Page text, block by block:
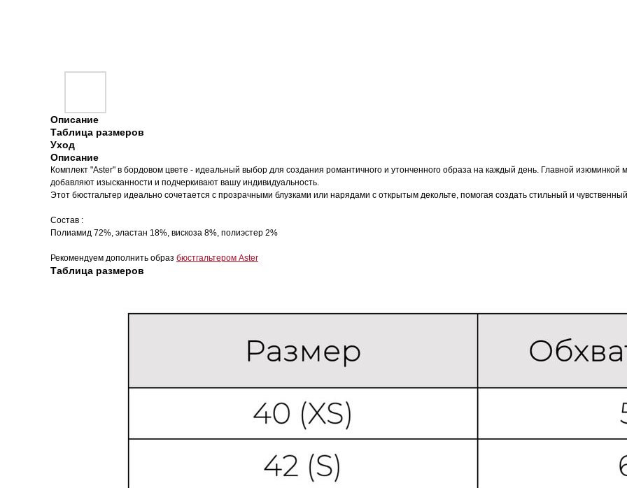
Описание
Таблица размеров
Уход
Описание
Комплект "Aster" в бордовом цвете - идеальный выбор для создания романтичного и утонченного образа на каждый день. Главной изюминкой
добавляют изысканности и подчеркивают вашу индивидуальность.
Этот бюстгальтер идеально сочетается с прозрачными блузками или нарядами с открытым декольте, помогая создать стильный и
Состав :
Полиамид 72%, эластан 18%, вискоза 8%, полиэстер 2%
Рекомендуем дополнить образ бюстгальтером Aster
Таблица размеров